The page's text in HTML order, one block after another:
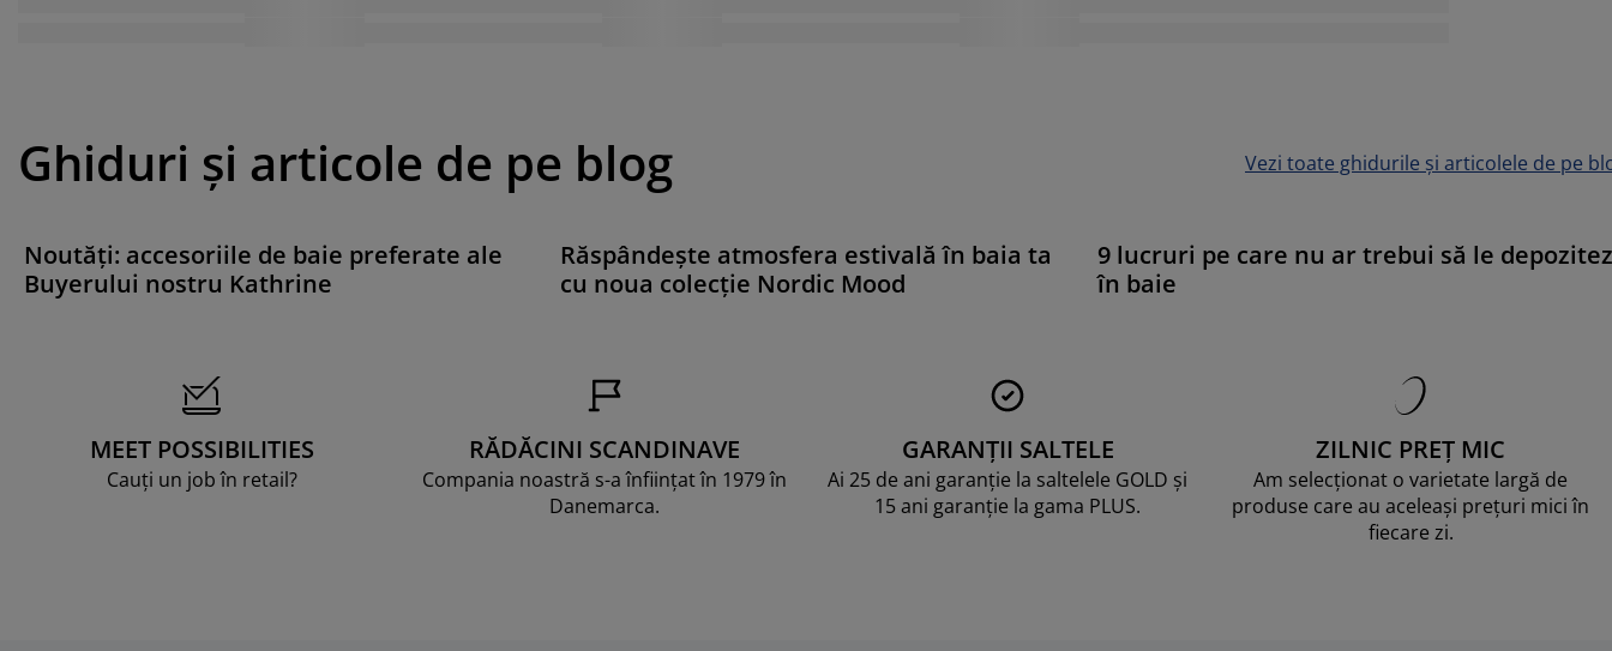
Ghiduri și articole de pe blog Vezi toate ghidurile și articolele de pe
Noutăți: accesoriile de baie preferate ale
Buyerului nostru Kathrine
Răspândește atmosfera estivală în baia ta
cu noua colecție Nordic Mood
9 lucruri pe care nu ar trebui să le
în baie
MEET POSSIBILITIES
Cauți un job în retail?
RĂDĂCINI SCANDINAVE
Compania noastră s-a înființat în 1979 în
Danemarca.
GARANȚII SALTELE
Ai 25 de ani garanție la saltelele GOLD și
15 ani garanție la gama PLUS.
ZILNIC PREȚ MIC
Am selecționat o varietate largă de
produse care au aceleași prețuri mici în
fiecare zi.